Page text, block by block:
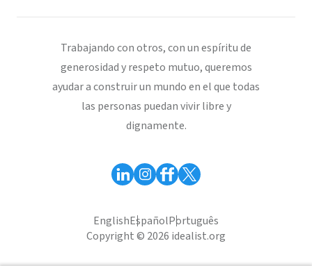
Trabajando con otros, con un espíritu de
generosidad y respeto mutuo, queremos
ayudar a construir un mundo en el que todas
las personas puedan vivir libre y
dignamente.
EnglishEspañolPortuguês
Copyright © 2026 idealist.org